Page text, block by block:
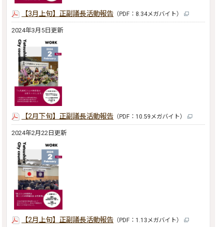
【3月上旬】正副議長活動報告 （PDF：8.34メガバイト）
2024年3月5日更新
【2月下旬】正副議長活動報告 （PDF：10.59メガバイト）
2024年2月22日更新
【2月上旬】正副議長活動報告 （PDF：1.13メガバイト）